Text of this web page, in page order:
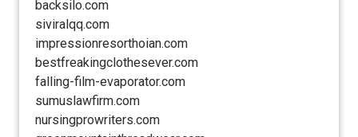
backsilo.com
siviralqq.com
impressionresorthoian.com
bestfreakingclothesever.com
falling-film-evaporator.com
sumuslawfirm.com
nursingprowriters.com